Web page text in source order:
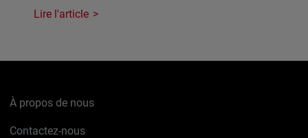
Lire l'article
À propos de nous
Contactez-nous